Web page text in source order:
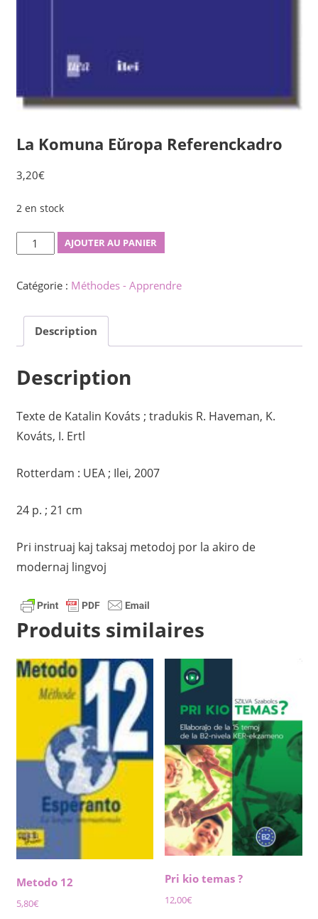
La Komuna Eŭropa Referenckadro
3,20€
2 en stock
quantité
de
Komuna
Eŭropa
Referenckadro
AJOUTER AU PANIER
Catégorie : Méthodes - Apprendre
Description
Description
Texte de Katalin Kováts ; tradukis R. Haveman, K.
Kováts, I. Ertl
Rotterdam : UEA ; Ilei, 2007
24 p. ; 21 cm
Pri instruaj kaj taksaj metodoj por la akiro de
modernaj lingvoj
Produits similaires
Metodo 12
5,80€
Pri kio temas ?
12,00€